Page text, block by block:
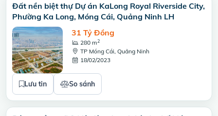
Đất nền biệt thự Dự án KaLong Royal Riverside City,
Phường Ka Long, Móng Cái, Quảng Ninh LH
31 Tỷ Đồng
280 m2
TP Móng Cái, Quảng Ninh
18/02/2023
Lưu tin So sánh